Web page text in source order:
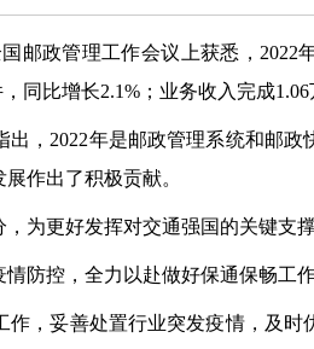
邮政管理工作会议上获悉，
同比增长2.1%；业务收入完成1.06
，2022年是邮政管理系统和邮
作出了积极贡献。
为更好发挥对交通强国的关键支
防控，全力以赴做好保通保畅工
，妥善处置行业突发疫情，及